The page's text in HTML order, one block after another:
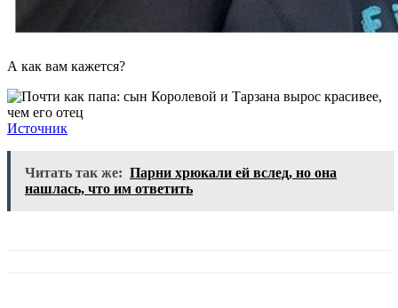
А как вам кажется?
Источник
Читать так же: Парни хрюкали ей вслед, но она
нашлась, что им ответить